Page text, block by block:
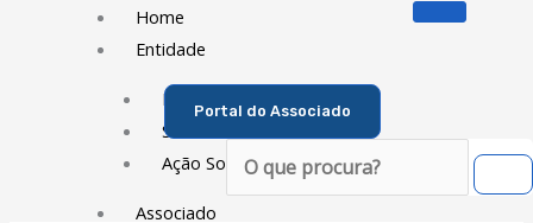
Home
Entidade
Diretoria
Sede Social
Ação Social
Associado
Portal do Associado
Pesquisar